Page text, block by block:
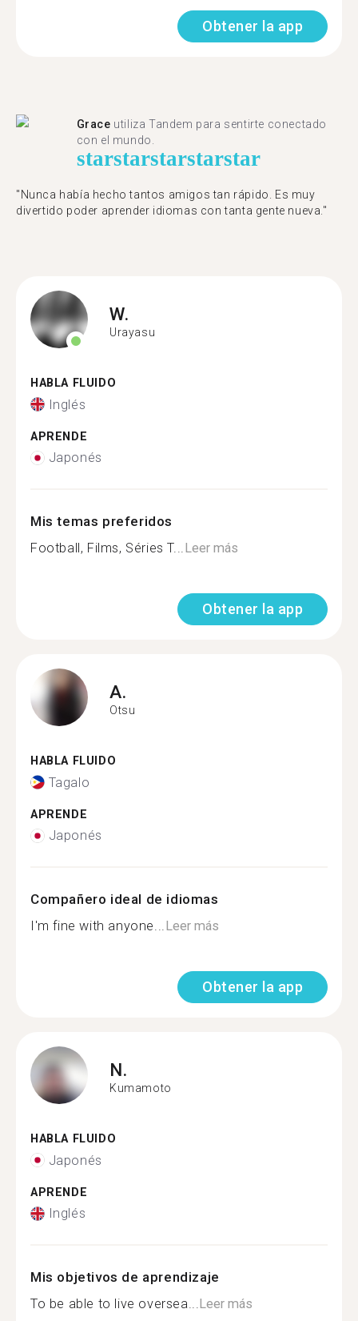
Obtener la app
Grace utiliza Tandem para sentirte conectado
con el mundo.
starstarstarstarstar
"Nunca había hecho tantos amigos tan rápido. Es muy
divertido poder aprender idiomas con tanta gente nueva."
W.
Urayasu
HABLA FLUIDO
Inglés
APRENDE
Japonés
Mis temas preferidos
Football, Films, Séries T...Leer más
Obtener la app
A.
Otsu
HABLA FLUIDO
Tagalo
APRENDE
Japonés
Compañero ideal de idiomas
I'm fine with anyone...Leer más
Obtener la app
N.
Kumamoto
HABLA FLUIDO
Japonés
APRENDE
Inglés
Mis objetivos de aprendizaje
To be able to live oversea...Leer más